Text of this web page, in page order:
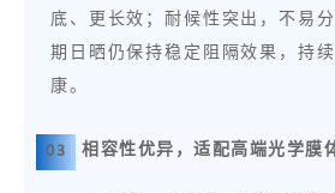
底、更长效；耐候性突出，不易
期日晒仍保持稳定阻隔效果，持
康。
03 相容性优异，适配高端光学膜